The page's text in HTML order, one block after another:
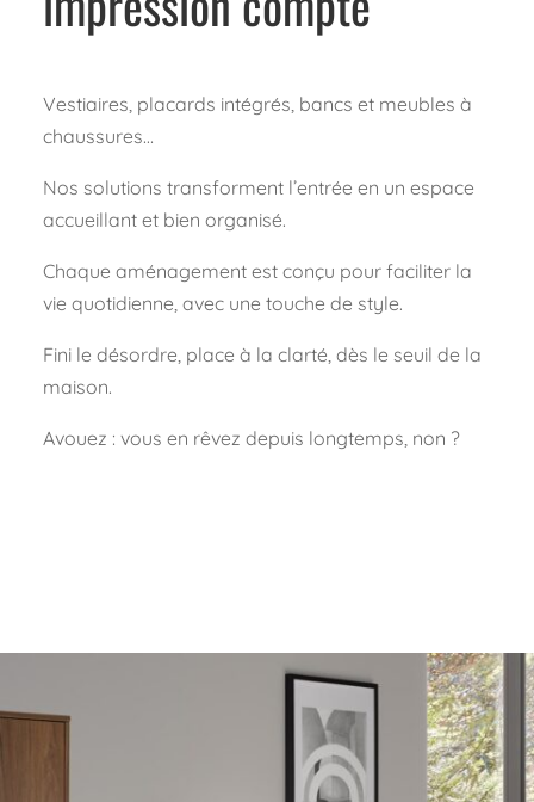
Vestiaires, placards intégrés, bancs et meubles à
chaussures…
Nos solutions transforment l’entrée en un espace
accueillant et bien organisé.
Chaque aménagement est conçu pour faciliter la
vie quotidienne, avec une touche de style.
Fini le désordre, place à la clarté, dès le seuil de la
maison.
Avouez : vous en rêvez depuis longtemps, non ?